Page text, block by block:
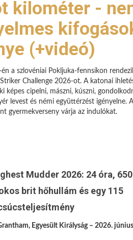
kilométer -
(+videó)
a szlovéniai Pokljuka-fennsíkon
Challenge 2026-ot. A katonai
képes cipelni, mászni, kúszni,
levest és némi együttérzést igényelne.
gyermekverseny várja az indulókat.
Mudder 2026: 24 óra, 650
brit hőhullám és egy 115
Egyesült Királyság – 2026.